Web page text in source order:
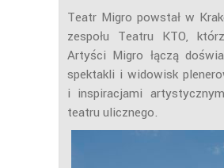
Teatr Migro powstał w
zespołu Teatru KTO,
Artyści Migro łączą
spektakli i widowisk
i inspiracjami
teatru ulicznego.